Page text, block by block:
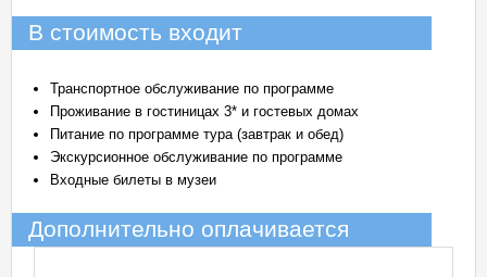
В стоимость входит
Транспортное обслуживание по программе
Проживание в гостиницах 3* и гостевых домах
Питание по программе тура (завтрак и обед)
Экскурсионное обслуживание по программе
Входные билеты в музеи
Дополнительно оплачивается